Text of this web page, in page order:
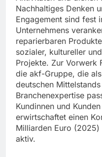
Nachhaltiges Denken
Engagement sind fest
Unternehmens
reparierbaren
sozialer, kultureller
Projekte. Zur Vorwerk
die akf-Gruppe, die
deutschen
Branchenexpertise
Kundinnen und
erwirtschaftet einen
Milliarden Euro
aktiv.